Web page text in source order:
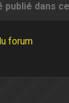
publié dans
forum